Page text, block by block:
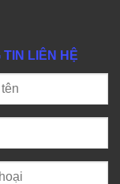
TIN LIÊN HỆ